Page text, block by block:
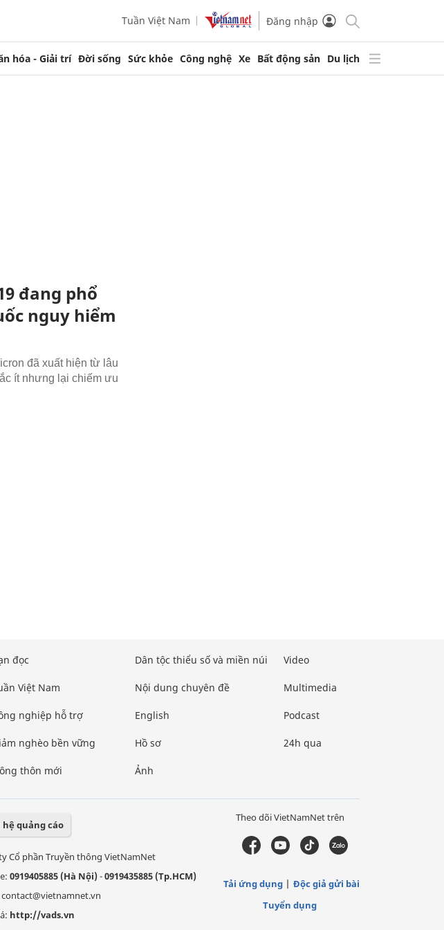
Tuần Việt Nam Đăng nhập
hóa - Giải trí Đời sống Sức khỏe Công nghệ Xe Bất động sản Du lịch
đang phổ
nguy hiểm
đã xuất hiện từ lâu
ít nhưng lại chiếm ưu
đọc
Việt Nam
nghiệp hỗ trợ
nghèo bền vững
thôn mới
Dân tộc thiểu số và miền núi
Nội dung chuyên đề
English
Hồ sơ
Ảnh
Video
Multimedia
Podcast
24h qua
hệ quảng cáo
Cổ phần Truyền thông VietNamNet
0919405885 (Hà Nội)-0919435885 (Tp.HCM)
contact@vietnamnet.vn
http://vads.vn
Theo dõi VietNamNet trên
Tải ứng dụng
Độc giả gửi bài
Tuyển dụng